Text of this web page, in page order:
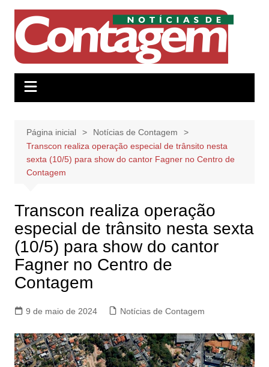
conteúdo
Página inicial
Notícias de Contagem
Transcon realiza operação especial de trânsito nesta
sexta (10/5) para show do cantor Fagner no Centro de
Contagem
Transcon realiza operação
especial de trânsito nesta sexta
(10/5) para show do cantor
Fagner no Centro de
Contagem
9 de maio de 2024 Notícias de Contagem